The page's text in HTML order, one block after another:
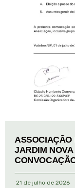
ASSOCIAÇÃO
JARDIM
21 de julho de 2026